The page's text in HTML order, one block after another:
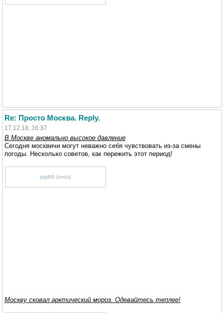
Re: Просто Москва. Reply.
17.12.18, 16:37
В Москве аномально высокое давление
Сегодня москвичи могут неважно себя чувствовать из-за смены
погоды. Несколько советов, как пережить этот период!
phpBB [media]
Москву сковал арктический мороз. Одевайтесь теплее!